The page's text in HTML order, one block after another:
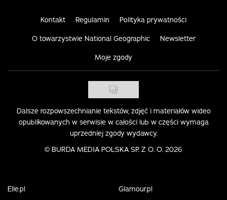
Kontakt Regulamin Polityka prywatności
O towarzystwie National Geographic Newsletter
Moje zgody
Dalsze rozpowszechnianie tekstów, zdjęć i materiałów wideo
opublikowanych w serwisie w całości lub w części wymaga
uprzedniej zgody wydawcy.
© BURDA MEDIA POLSKA SP. Z O. O. 2026
Elle.pl
Glamour.pl